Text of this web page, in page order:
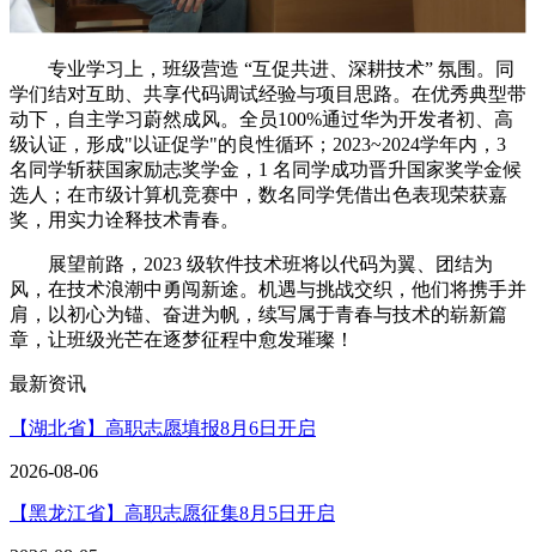
专业学习上，班级营造 “互促共进、深耕技术” 氛围。同
学们结对互助、共享代码调试经验与项目思路。在优秀典型带
动下，自主学习蔚然成风。全员100%通过华为开发者初、高
级认证，形成"以证促学"的良性循环；2023~2024学年内，3
名同学斩获国家励志奖学金，1 名同学成功晋升国家奖学金候
选人；在市级计算机竞赛中，数名同学凭借出色表现荣获嘉
奖，用实力诠释技术青春。
展望前路， 2023 级软件技术班将以代码为翼、团结为
风，在技术浪潮中勇闯新途。机遇与挑战交织，他们将携手并
肩，以初心为锚、奋进为帆，续写属于青春与技术的崭新篇
章，让班级光芒在逐梦征程中愈发璀璨！
最新资讯
【湖北省】高职志愿填报8月6日开启
2026-08-06
【黑龙江省】高职志愿征集8月5日开启